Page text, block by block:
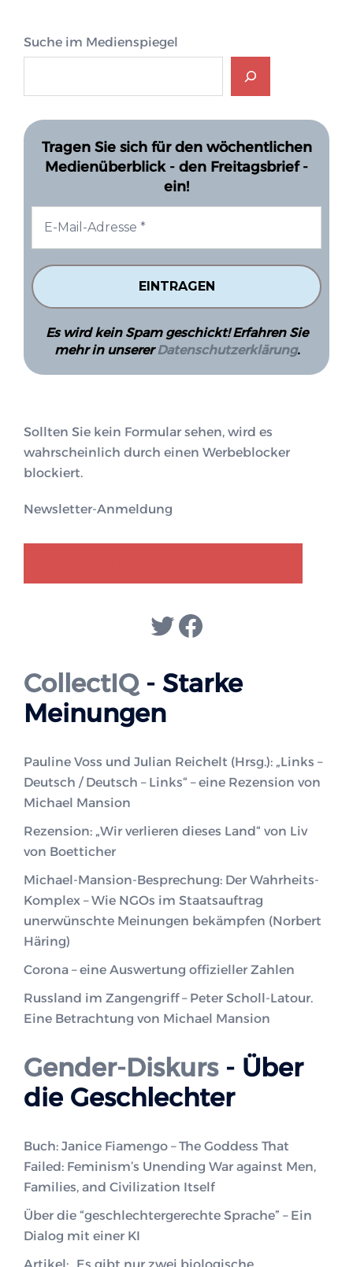
Suche im Medienspiegel
Tragen Sie sich für den wöchentlichen
Medienüberblick - den Freitagsbrief -
ein!
Es wird kein Spam geschickt! Erfahren Sie
mehr in unsererDatenschutzerklärung.
Sollten Sie kein Formular sehen, wird es
wahrscheinlich durch einen Werbeblocker
blockiert.
Newsletter-Anmeldung
Twitter
Facebook
CollectIQ- Starke
Meinungen
Pauline Voss und Julian Reichelt (Hrsg.): „Links –
Deutsch / Deutsch – Links“ – eine Rezension von
Michael Mansion
Rezension: „Wir verlieren dieses Land“ von Liv
von Boetticher
Michael-Mansion-Besprechung: Der Wahrheits-
Komplex – Wie NGOs im Staatsauftrag
unerwünschte Meinungen bekämpfen (Norbert
Häring)
Corona – eine Auswertung offizieller Zahlen
Russland im Zangengriff – Peter Scholl-Latour.
Eine Betrachtung von Michael Mansion
Gender-Diskurs- Über
die Geschlechter
Buch: Janice Fiamengo – The Goddess That
Failed: Feminism’s Unending War against Men,
Families, and Civilization Itself
Über die “geschlechtergerechte Sprache” – Ein
Dialog mit einer KI